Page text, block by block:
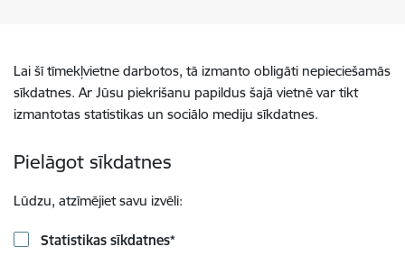
Lai šī tīmekļvietne darbotos, tā izmanto obligāti nepieciešamās
sīkdatnes. Ar Jūsu piekrišanu papildus šajā vietnē var tikt
izmantotas statistikas un sociālo mediju sīkdatnes.
Pielāgot sīkdatnes
Lūdzu, atzīmējiet savu izvēli:
Statistikas sīkdatnes*